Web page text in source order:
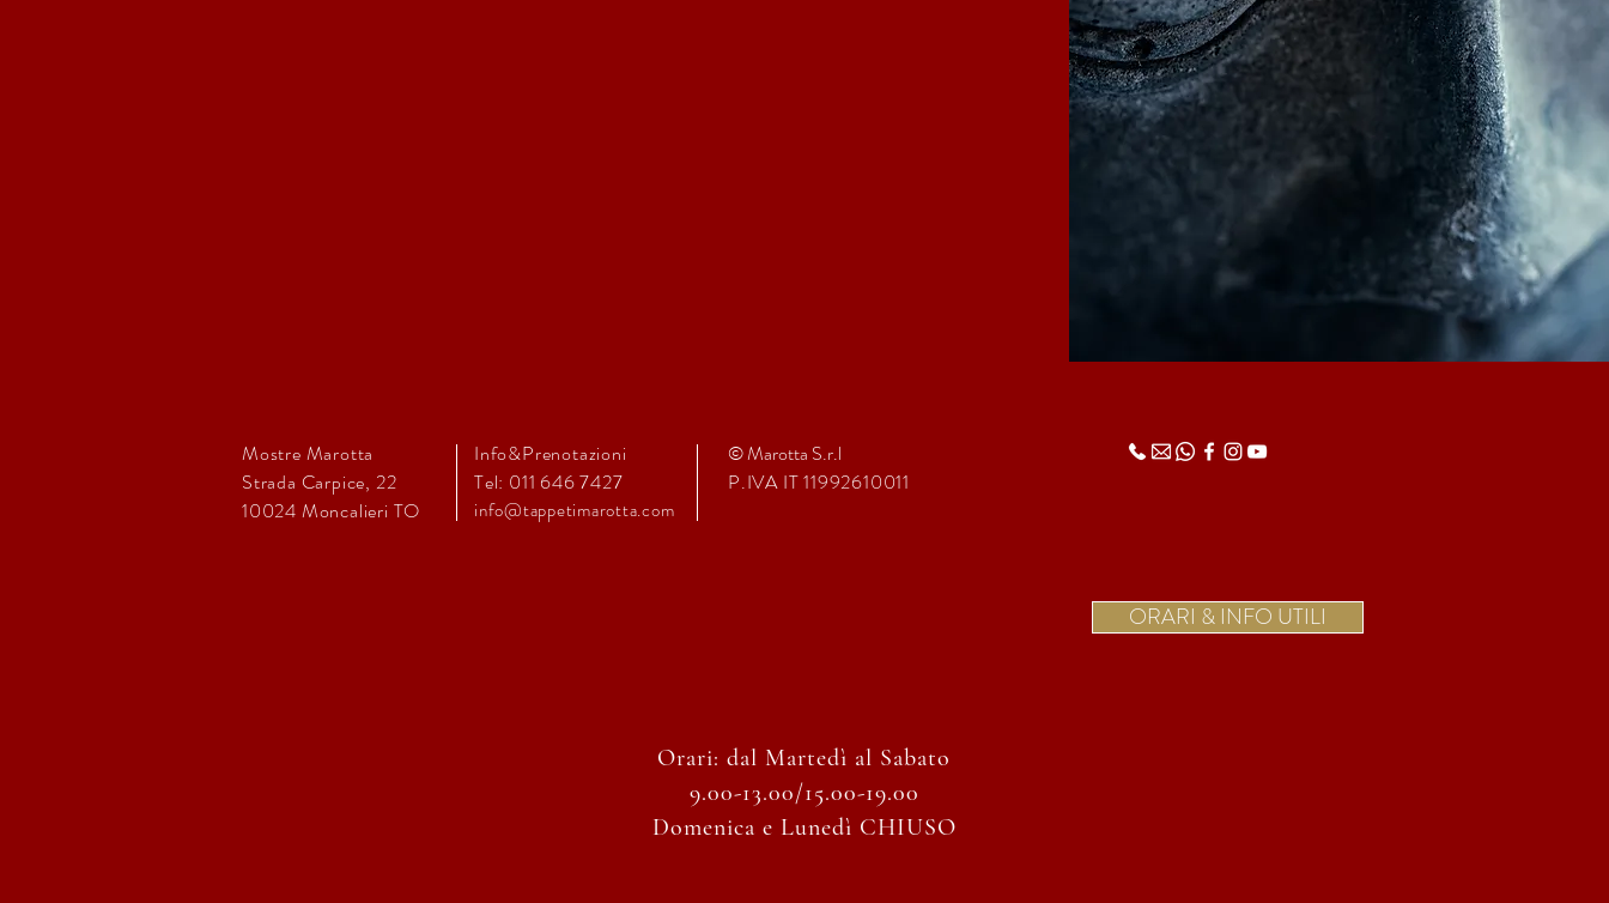
Mostre Marotta
Strada Carpice, 22
10024 Moncalieri TO
Info&Prenotazioni
Tel: 011 646 7427
info@tappetimarotta.com
© Marotta S.r.l
P.IVA IT 11992610011
ORARI & INFO UTILI
Orari: dal Martedì al Sabato
9.00-13.00/15.00-19.00
Domenica e Lunedì CHIUSO